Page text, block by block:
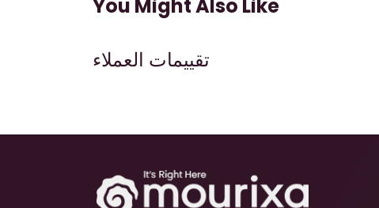
You Might Also Like
تقييمات العملاء